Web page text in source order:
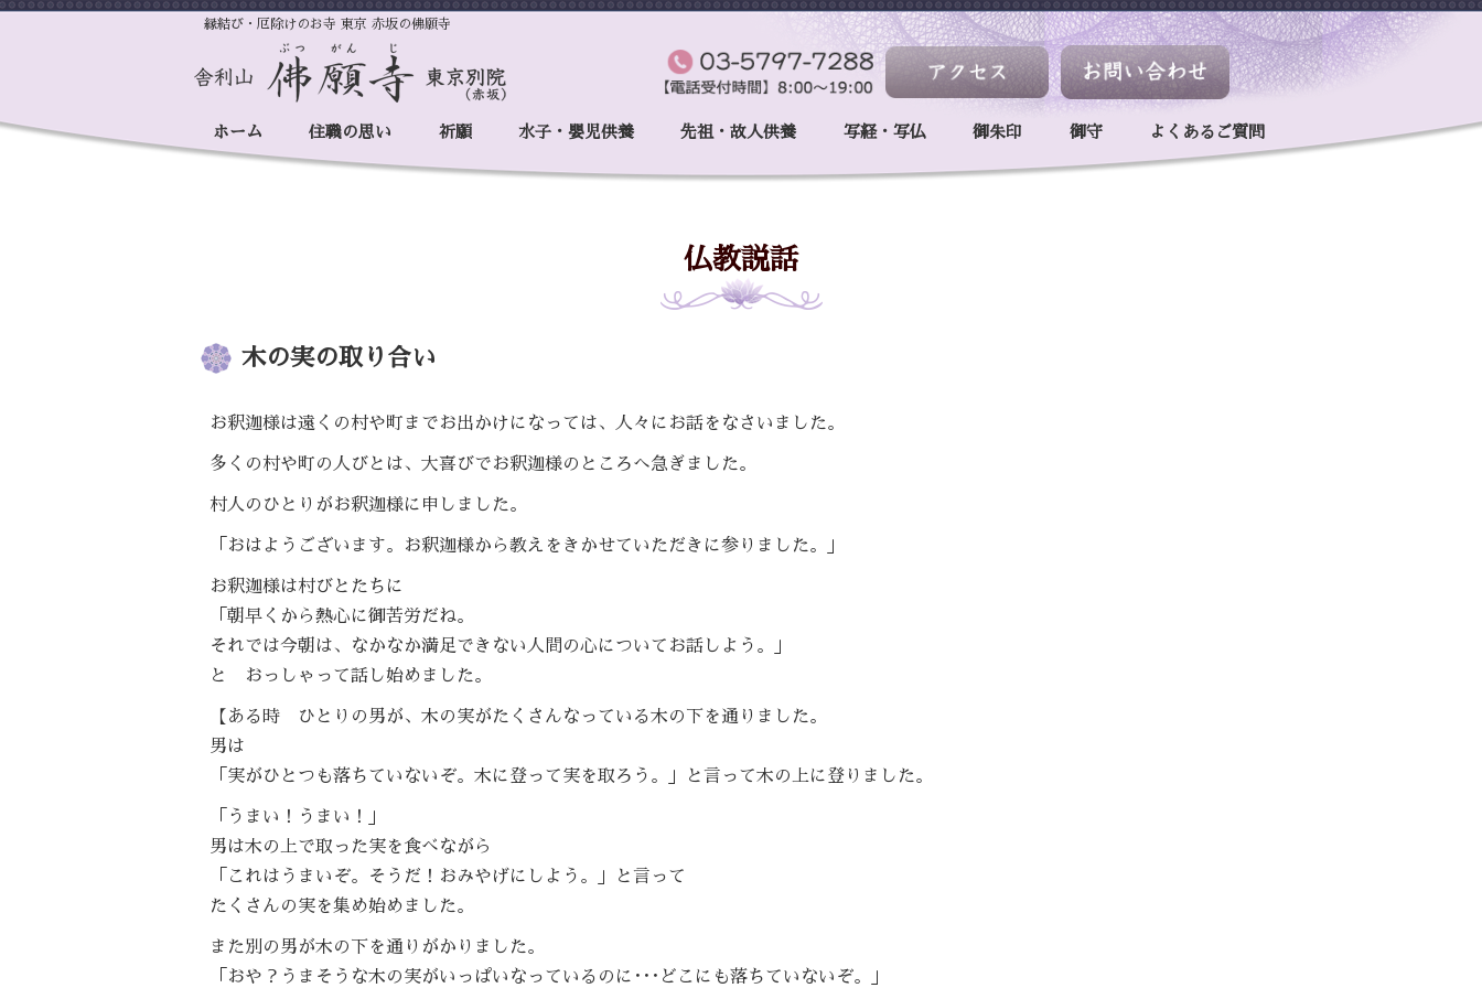
縁結び・厄除けのお寺 東京 赤坂の佛願寺
ホーム 住職の思い 祈願 水子・嬰児供養 先祖・故人供養 写経・写仏 御朱印 御守 よくあるご質問
仏教説話
木の実の取り合い
お釈迦様は遠くの村や町までお出かけになっては、人々にお話をなさいました。
多くの村や町の人びとは、大喜びでお釈迦様のところへ急ぎました。
村人のひとりがお釈迦様に申しました。
「おはようございます。お釈迦様から教えをきかせていただきに参りました。」
お釈迦様は村びとたちに
「朝早くから熱心に御苦労だね。
それでは今朝は、なかなか満足できない人間の心についてお話しよう。」
と おっしゃって話し始めました。
【ある時 ひとりの男が、木の実がたくさんなっている木の下を通りました。
男は
「実がひとつも落ちていないぞ。木に登って実を取ろう。」と言って木の上に登りました。
「うまい！うまい！」
男は木の上で取った実を食べながら
「これはうまいぞ。そうだ！おみやげにしよう。」と言って
たくさんの実を集め始めました。
また別の男が木の下を通りがかりました。
「おや？うまそうな木の実がいっぱいなっているのに･･･どこにも落ちていないぞ。」